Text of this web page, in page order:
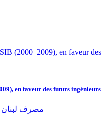
en faveur des futurs ingénieurs